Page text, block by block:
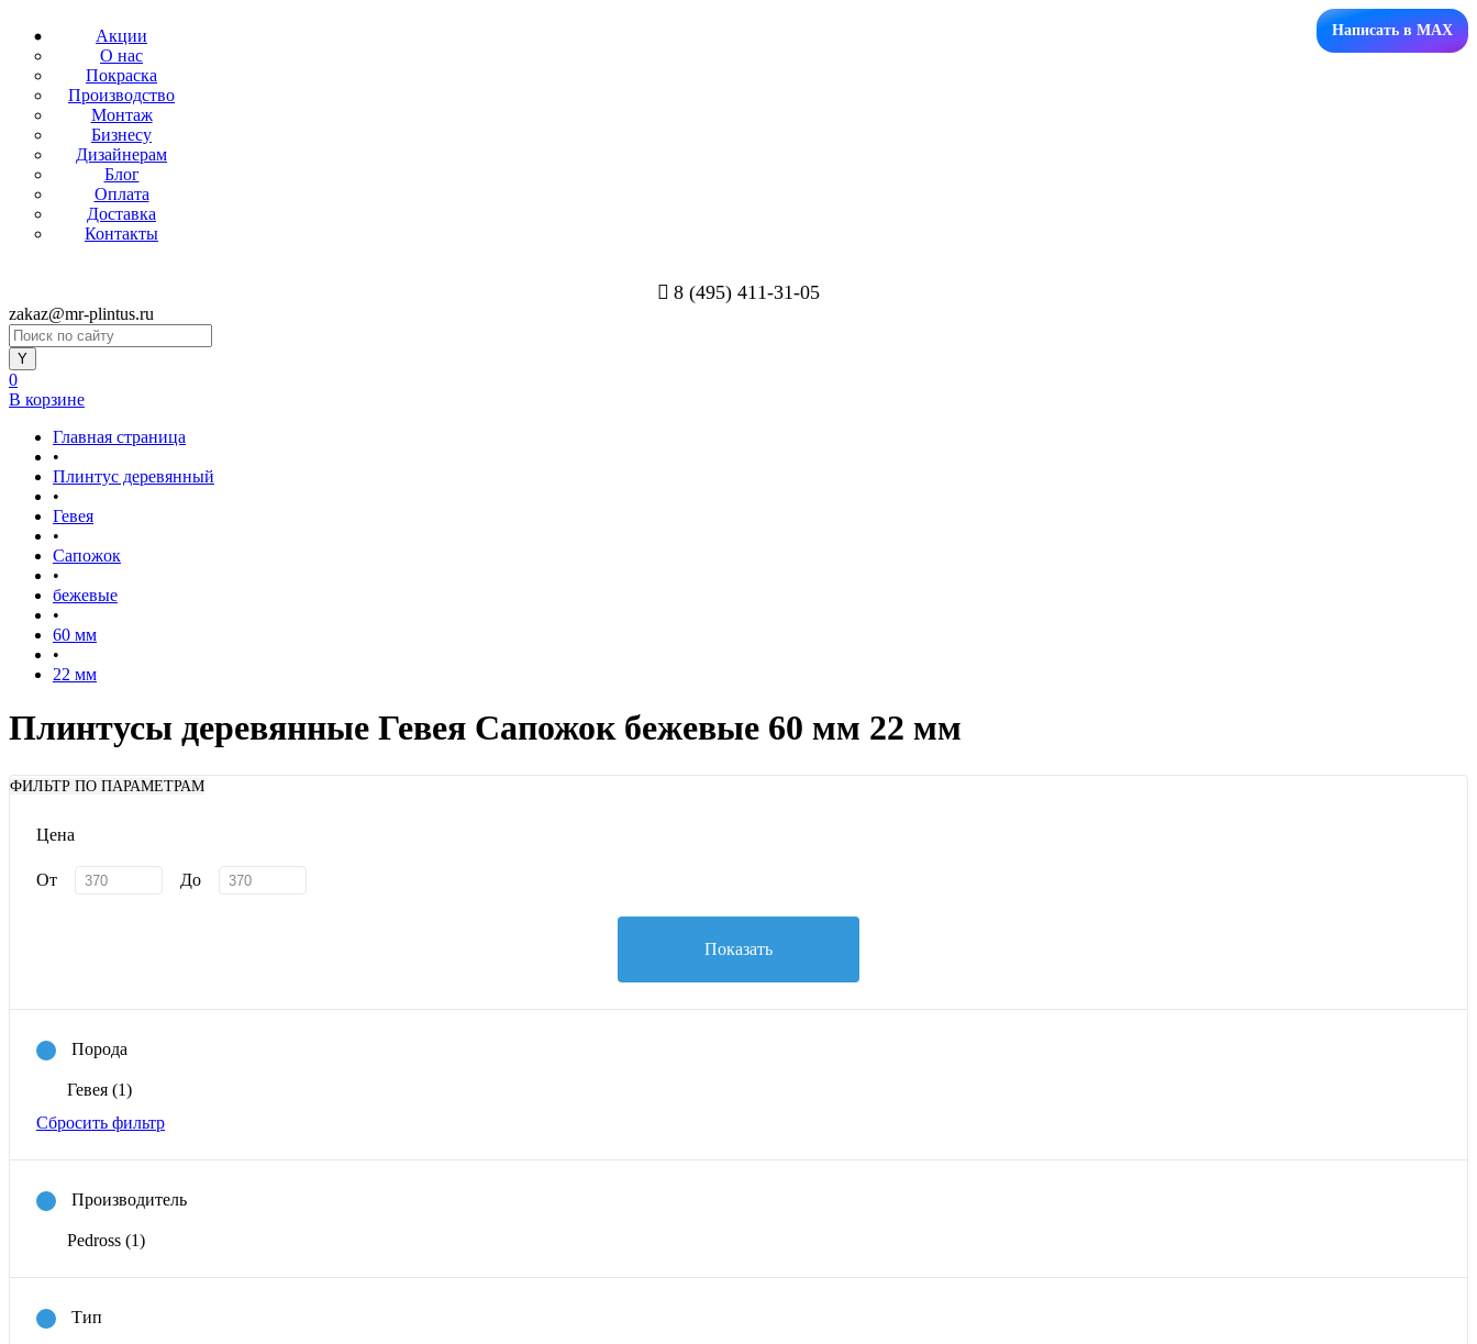
Акции
О нас
Покраска
Производство
Монтаж
Бизнесу
Дизайнерам
Блог
Оплата
Доставка
Контакты
Написать в MAX
8 (495) 411-31-05
zakaz@mr-plintus.ru
0
В корзине
Главная страница
•
Плинтус деревянный
•
Гевея
•
Сапожок
•
бежевые
•
60 мм
•
22 мм
Плинтусы деревянные Гевея Сапожок бежевые 60 мм 22 мм
ФИЛЬТР ПО ПАРАМЕТРАМ
Цена
От До
Показать
Порода
Гевея (1)
Сбросить фильтр
Производитель
Pedross (1)
Тип